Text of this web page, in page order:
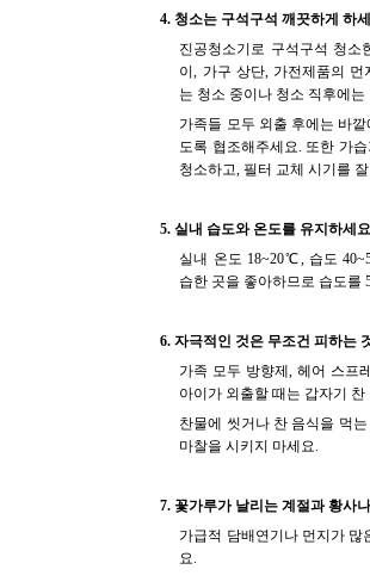
4. 청소는 구석구석 깨끗하게 하
진공청소기로 구석구석 청소
이, 가구 상단, 가전제품의
는 청소 중이나 청소 직후에
가족들 모두 외출 후에는 바
도록 협조해주세요. 또한 가
청소하고, 필터 교체 시기를
5. 실내 습도와 온도를 유지하세
실내 온도 18~20℃, 습도
습한 곳을 좋아하므로 습도를
6. 자극적인 것은 무조건 피하는
가족 모두 방향제, 헤어 스프
아이가 외출할 때는 갑자기
찬물에 씻거나 찬 음식을 먹
마찰을 시키지 마세요.
7. 꽃가루가 날리는 계절과 황사
가급적 담배연기나 먼지가 많
요.